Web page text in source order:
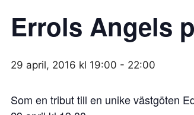
Errols Angels
29 april, 2016 kl 19:00 - 22:00
Som en tribut till en unike västgöten